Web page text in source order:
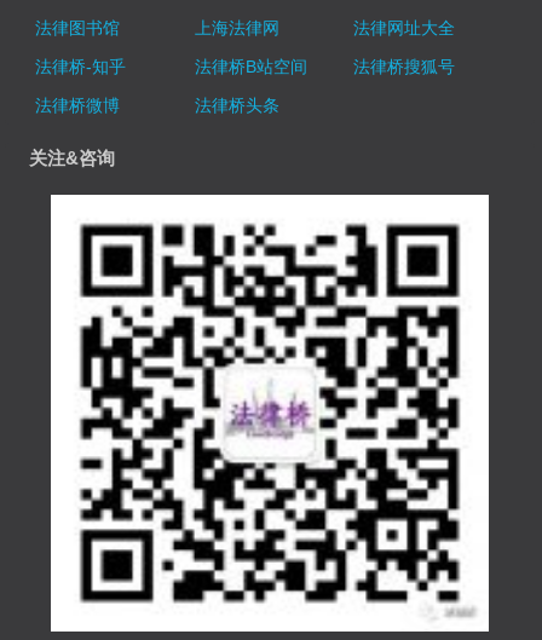
法律图书馆 上海法律网
法律网址大全
法律桥-知乎
法律桥B站空间
法律桥搜狐号
法律桥微博
法律桥头条
关注&咨询